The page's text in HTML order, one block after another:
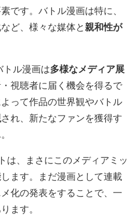
です。バトル漫画は特に、
ど、様々な媒体と親和性が
トル漫画は多様なメディア展
視聴者に届く機会を得るで
って作品の世界観やバトル
され、新たなファンを獲得す
は、まさにこのメディアミッ
ます。まだ漫画として連載
化の発表をすることで、一
ます。